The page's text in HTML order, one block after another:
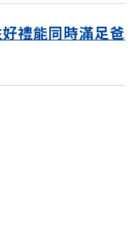
禮能同時滿足爸